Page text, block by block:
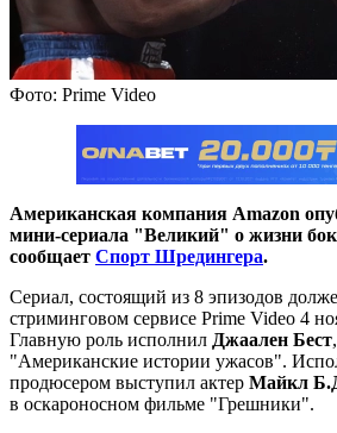
Фото: Prime Video
Американская компания Amazon
мини-сериала "Великий" о жизни
сообщает Спорт Шредингера.
Сериал, состоящий из 8 эпизодов
стриминговом сервисе Prime Video 4
Главную роль исполнил Джаален Бест
"Американские истории ужасов".
продюсером выступил актер Майкл
в оскароносном фильме "Грешники".